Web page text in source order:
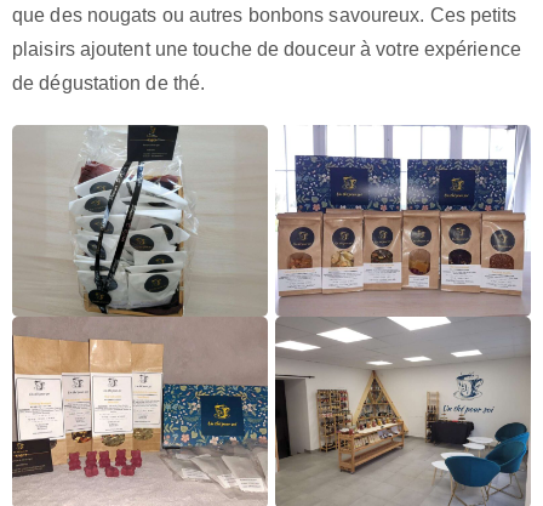
que des nougats ou autres bonbons savoureux. Ces petits
plaisirs ajoutent une touche de douceur à votre expérience
de dégustation de thé.